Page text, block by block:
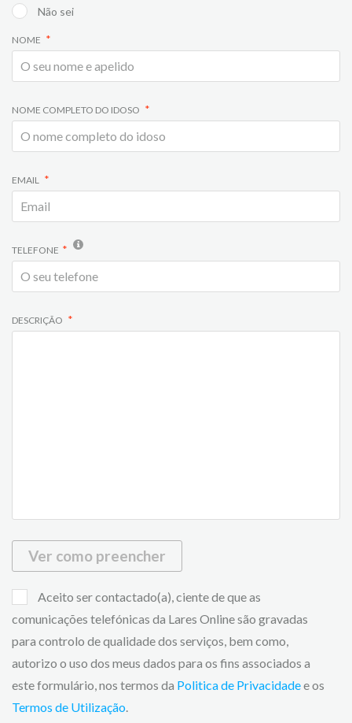
Não sei
NOME
NOME COMPLETO DO IDOSO
EMAIL
TELEFONE
DESCRIÇÃO
Ver como preencher
Aceito ser contactado(a), ciente de que as
comunicações telefónicas da Lares Online são gravadas
para controlo de qualidade dos serviços, bem como,
autorizo o uso dos meus dados para os fins associados a
este formulário, nos termos da Politica de Privacidadee os
Termos de Utilização.